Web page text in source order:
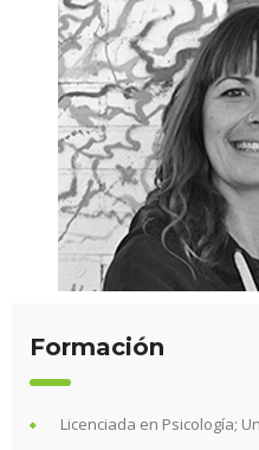
Formación
Licenciada en Psicología;